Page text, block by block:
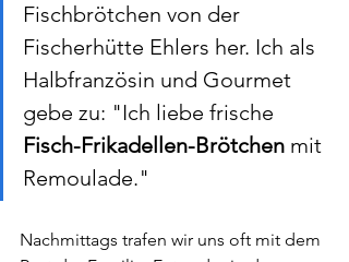
Fischbrötchen von der
Fischerhütte Ehlers her. Ich als
Halbfranzösin und Gourmet
gebe zu: "Ich liebe frische
Fisch-Frikadellen-Brötchen mit
Remoulade."
Nachmittags trafen wir uns oft mit dem